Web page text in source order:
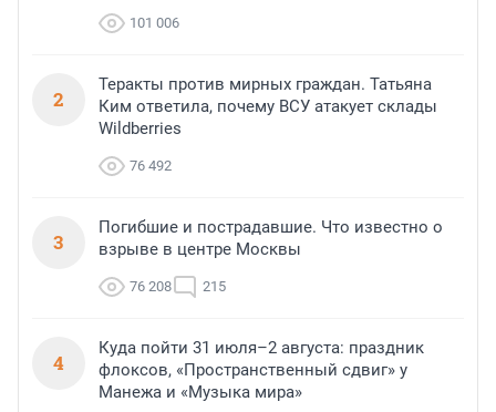
101 006
2
Теракты против мирных граждан. Татьяна
Ким ответила, почему ВСУ атакует склады
Wildberries
76 492
3
Погибшие и пострадавшие. Что известно о
взрыве в центре Москвы
76 208 215
4
Куда пойти 31 июля–2 августа: праздник
флоксов, «Пространственный сдвиг» у
Манежа и «Музыка мира»